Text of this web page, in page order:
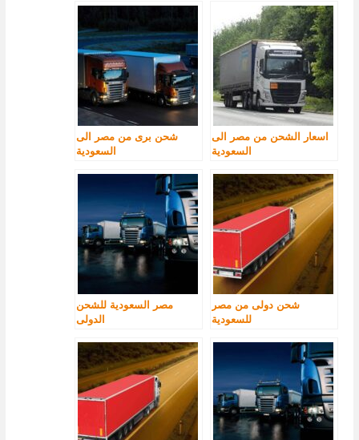
اسعار الشحن من مصر الى
السعودية
شحن برى من مصر الى
السعودية
شحن دولى من مصر
للسعودية
مصر السعودية للشحن
الدولى